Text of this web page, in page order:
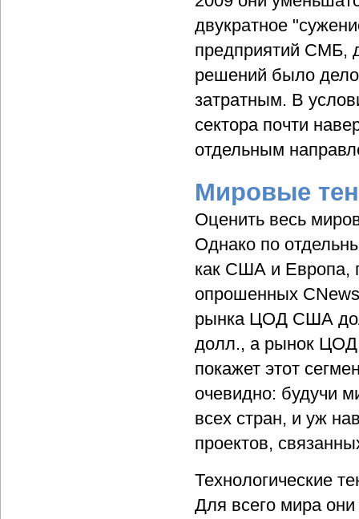
двукратное
предприятий СМБ,
решений было
затратным. В
сектора почти
отдельным
Мировые
Оценить весь
Однако по
как США и Европа,
опрошенных
рынка ЦОД США
долл., а рынок ЦОД
покажет этот
очевидно: будучи
всех стран, и уж
проектов,
Технологические
Для всего мира